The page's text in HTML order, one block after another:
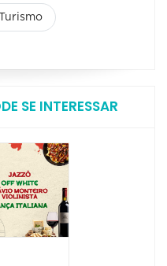
SE INTERESSAR